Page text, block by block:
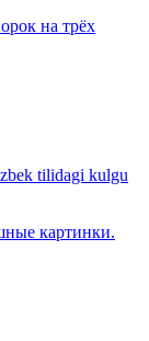
на трёх
tilidagi kulgu
картинки.